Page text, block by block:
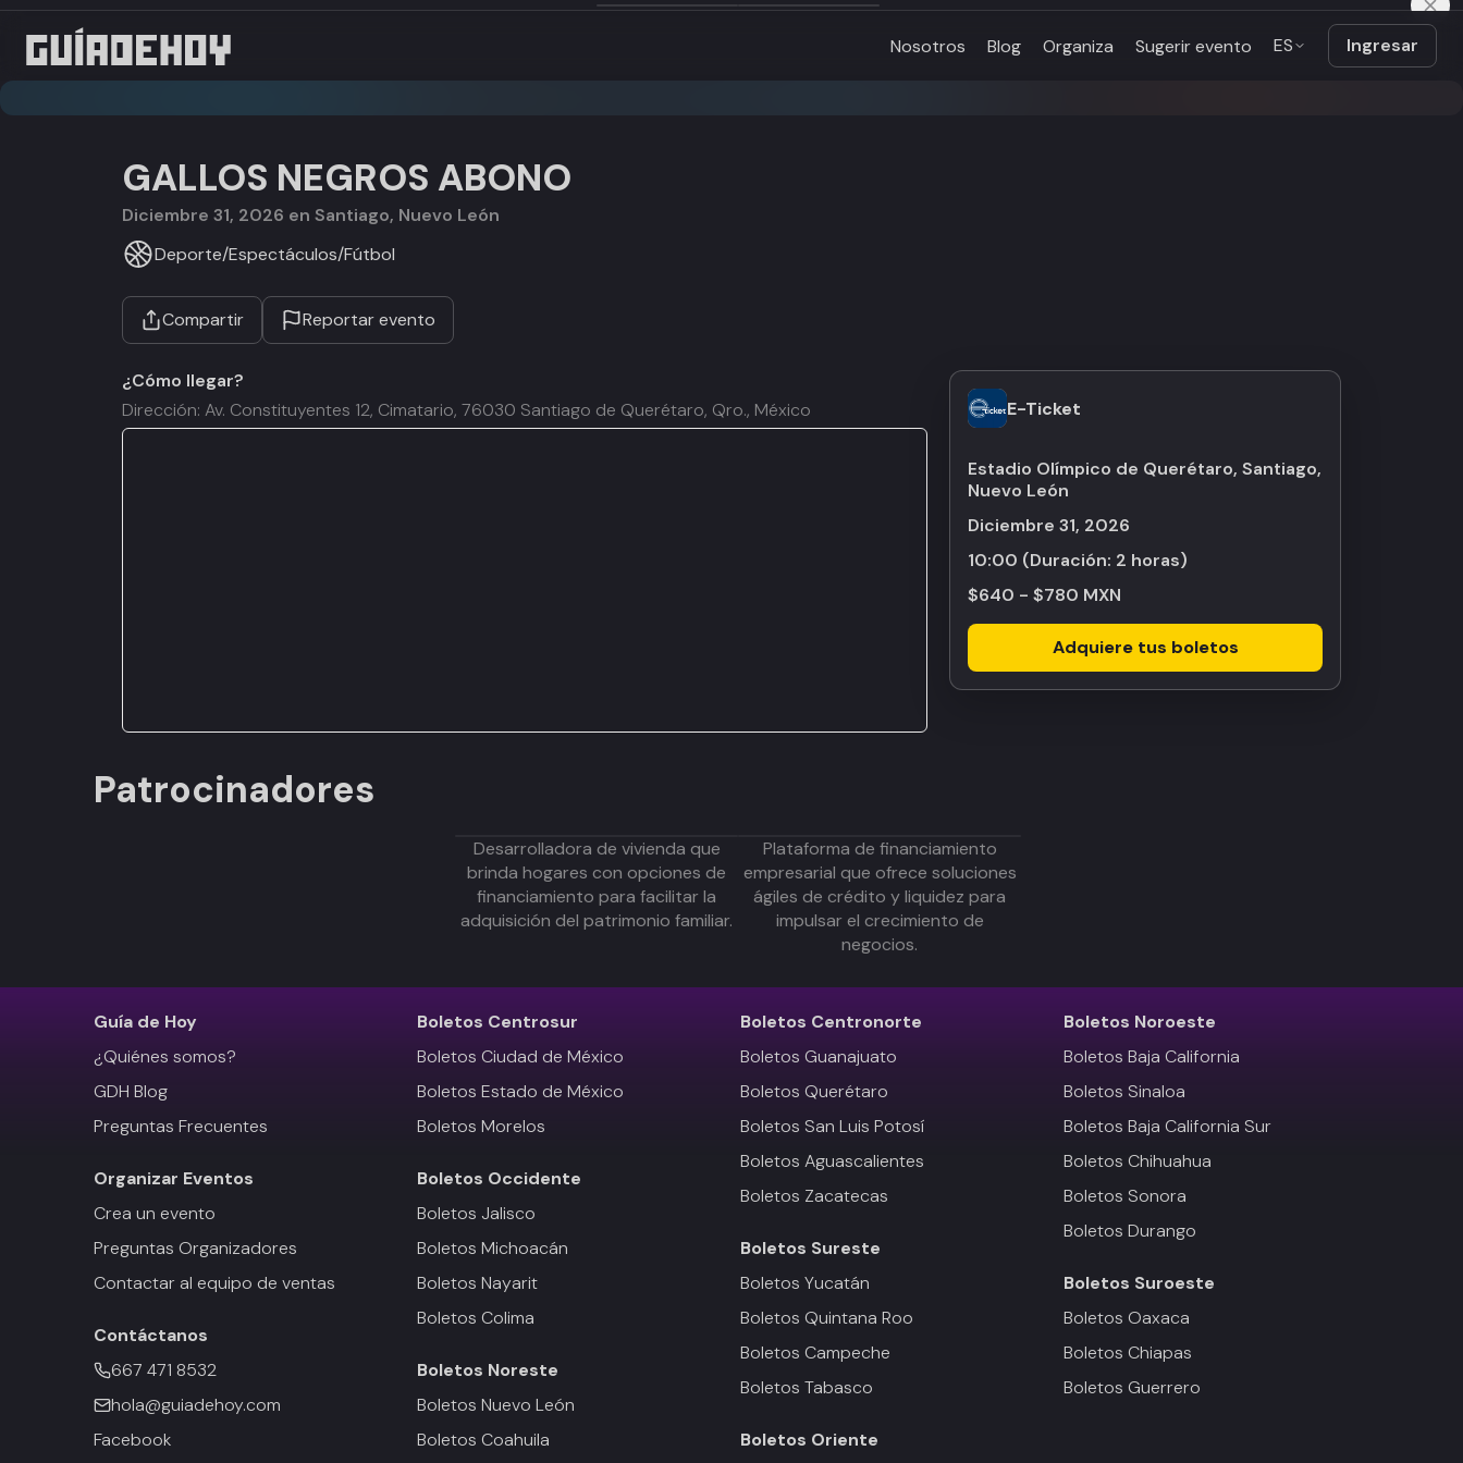
Nosotros Blog Organiza Sugerir evento ES Ingresar
GALLOS NEGROS ABONO
diciembre 31, 2026 en Santiago, Nuevo León
Deporte/Espectáculos/Fútbol
Compartir Reportar evento
E-Ticket
Estadio Olímpico de Querétaro, Santiago,
Nuevo León
diciembre 31, 2026
10:00 (Duración: 2 horas)
$640 - $780 MXN
Adquiere tus boletos
¿Cómo llegar?
Dirección: Av. Constituyentes 12, Cimatario, 76030 Santiago de Querétaro, Qro., México
Patrocinadores
Desarrolladora de vivienda que
brinda hogares con opciones de
financiamiento para facilitar la
adquisición del patrimonio familiar.
Plataforma de financiamiento
empresarial que ofrece soluciones
ágiles de crédito y liquidez para
impulsar el crecimiento de
negocios.
Guía de Hoy
¿Quiénes somos?
GDH Blog
Preguntas Frecuentes
Organizar Eventos
Crea un evento
Preguntas Organizadores
Contactar al equipo de ventas
Contáctanos
667 471 8532
hola@guiadehoy.com
Facebook
Boletos Centrosur
Boletos Ciudad de México
Boletos Estado de México
Boletos Morelos
Boletos Occidente
Boletos Jalisco
Boletos Michoacán
Boletos Nayarit
Boletos Colima
Boletos Noreste
Boletos Nuevo León
Boletos Coahuila
Boletos Centronorte
Boletos Guanajuato
Boletos Querétaro
Boletos San Luis Potosí
Boletos Aguascalientes
Boletos Zacatecas
Boletos Sureste
Boletos Yucatán
Boletos Quintana Roo
Boletos Campeche
Boletos Tabasco
Boletos Oriente
Boletos Noroeste
Boletos Baja California
Boletos Sinaloa
Boletos Baja California Sur
Boletos Chihuahua
Boletos Sonora
Boletos Durango
Boletos Suroeste
Boletos Oaxaca
Boletos Chiapas
Boletos Guerrero